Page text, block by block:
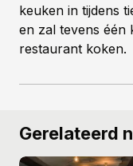
keuken in tijdens
en zal tevens één
restaurant koken.
Gerelateerd